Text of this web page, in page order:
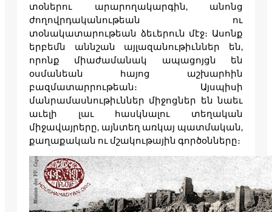
տօներու արարողակարգին, անոնց
ժողովրդականութեան ու
տօնակատարութեան ձեւերուն մէջ։ Ասոնք
երբեմն աննշան այլազանութիւններ են,
որոնք միաժամանակ ապացոյցն են
օսմանեան հայոց աշխարհին
բազմատարրութեան։ Այսպիսի
մանրամասնութիւններ միջոցներ են նաեւ
աւելի լաւ հասկնալու տեղական
միջավայրերը, այնտեղ առկայ պատմական,
քաղաքական ու մշակութային գործօնները։